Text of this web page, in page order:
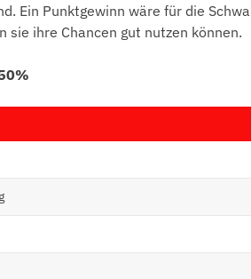
Ein Punktgewinn wäre für die
sie ihre Chancen gut nutzen können.